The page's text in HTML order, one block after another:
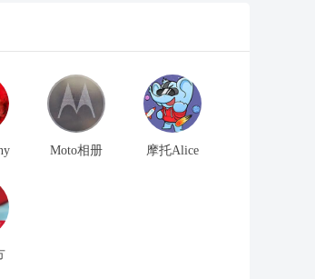
Moto相册 摩托Alice